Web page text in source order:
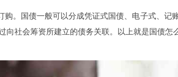
。国债一般可以分成凭证式国债、电子式、记
社会筹资所建立的债务关联。以上就是国债怎